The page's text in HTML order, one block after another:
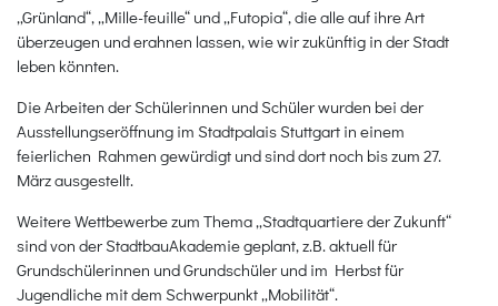
„Grünland“, „Mille-feuille“ und „Futopia“, die alle auf ihre Art
überzeugen und erahnen lassen, wie wir zukünftig in der Stadt
leben könnten.
Die Arbeiten der Schülerinnen und Schüler wurden bei der
Ausstellungseröffnung im Stadtpalais Stuttgart in einem
feierlichen Rahmen gewürdigt und sind dort noch bis zum 27.
März ausgestellt.
Weitere Wettbewerbe zum Thema „Stadtquartiere der Zukunft“
sind von der StadtbauAkademie geplant, z.B. aktuell für
Grundschülerinnen und Grundschüler und im Herbst für
Jugendliche mit dem Schwerpunkt „Mobilität“.